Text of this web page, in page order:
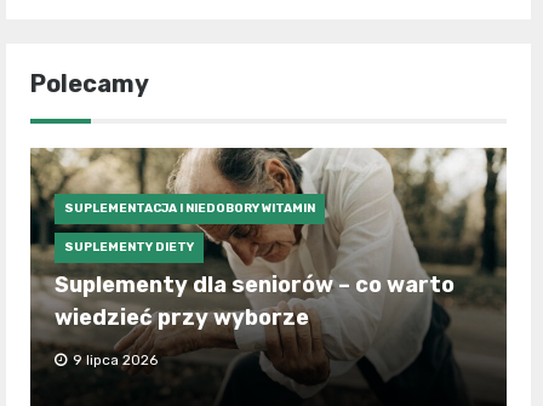
Polecamy
SUPLEMENTACJA I NIEDOBORY WITAMIN
SUPLEMENTY DIETY
Suplementy dla seniorów – co warto
wiedzieć przy wyborze
9 lipca 2026